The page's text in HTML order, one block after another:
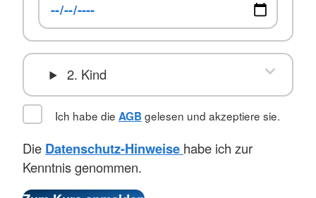
2. Kind
Ich habe die AGBgelesen und akzeptiere sie.
Die Datenschutz-Hinweise habe ich zur
Kenntnis genommen.